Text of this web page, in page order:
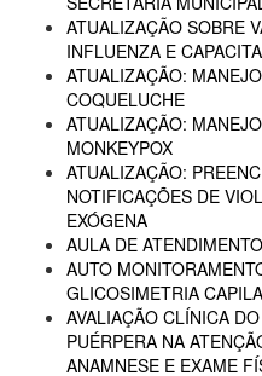
ATUALIZAÇÃO SOBRE
INFLUENZA E
ATUALIZAÇÃO:
COQUELUCHE
ATUALIZAÇÃO:
MONKEYPOX
ATUALIZAÇÃO:
NOTIFICAÇÕES DE
EXÓGENA
AULA DE
AUTO
GLICOSIMETRIA
AVALIAÇÃO CLÍNICA
PUÉRPERA NA
ANAMNESE E EXAME